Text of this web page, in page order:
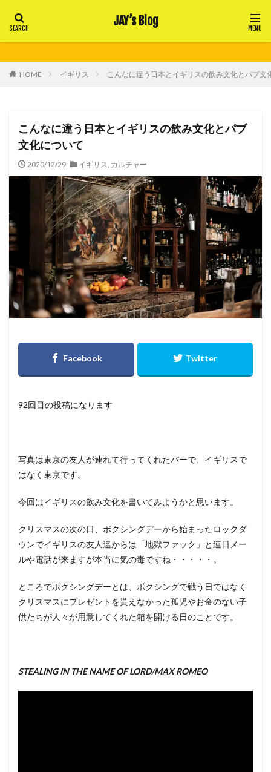
JAY’s Blog
HOME イギリス こんなに違う日本とイギリスの飲み文化とパブ文
こんなに違う日本とイギリスの飲み文化とパブ
文化について
2020/12/29 イギリス, カルチャー
92回目の投稿になります
写真は東京の友人が連れて行ってくれたバーで、イギリスで
はなく東京です。
今回はイギリスの飲み文化を書いてみようかと思います。
クリスマスの次の日、ボクシングデーから始まったロックダ
ウンでイギリスの友人達からは「地獄ファック」と連日メー
ルや電話が来ますが本当に気の毒ですね・・・・・。
ところでボクシングデーとは、ボクシングで戦う日ではなく
クリスマスにプレゼントを貰えなかった孤児やお金のない子
供たちが人々が用意してくれた箱を開ける日のことです。
STEALING IN THE NAME OF LORD/MAX ROMEO